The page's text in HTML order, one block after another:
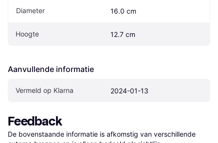
Diameter 16.0 cm
Hoogte 12.7 cm
Aanvullende informatie
Vermeld op Klarna 2024-01-13
Feedback
De bovenstaande informatie is afkomstig van verschillende